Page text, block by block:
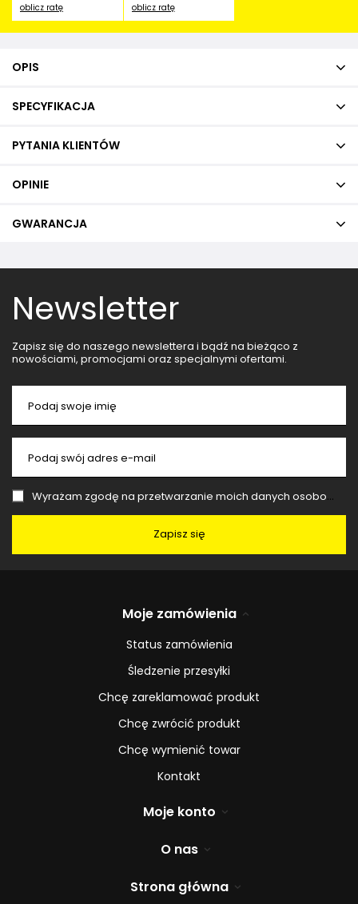
oblicz ratę oblicz ratę
OPIS
SPECYFIKACJA
PYTANIA KLIENTÓW
OPINIE
GWARANCJA
Newsletter
Zapisz się do naszego newslettera i bądź na bieżąco z
nowościami, promocjami oraz specjalnymi ofertami.
Podaj swoje imię
Podaj swój adres e-mail
Wyrażam zgodę na przetwarzanie moich danych osobowych (adres e-mail) na potrzeby wysyłki newslettera z informacją handlową (marketing). Więcej w
Zapisz się
Moje zamówienia
Status zamówienia
Śledzenie przesyłki
Chcę zareklamować produkt
Chcę zwrócić produkt
Chcę wymienić towar
Kontakt
Moje konto
O nas
Strona główna